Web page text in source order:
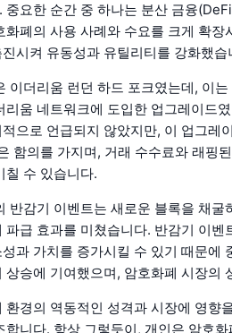
중요한 순간 중 하나는 분산 금융
화폐의 사용 사례와 수요를 크게 확
시켜 유동성과 유틸리티를 강화했습
이더리움 런던 하드 포크였는데, 이
리움 네트워크에 도입한 업그레이드
으로 언급되지 않았지만, 이 업그레
함의를 가지며, 거래 수수료와 래핑
칠 수 있습니다.
반감기 이벤트는 새로운 블록을 채
파급 효과를 미쳤습니다. 반감기 이
과 가치를 증가시킬 수 있기 때문에
상승에 기여했으며, 암호화폐 시장의
환경의 역동적인 성격과 시장에 영향
합니다. 항상 그렇듯이, 개인은 암호